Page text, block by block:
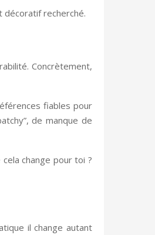
décoratif recherché.
Concrètement,
fiables pour
de manque de
change pour toi ?
il change autant